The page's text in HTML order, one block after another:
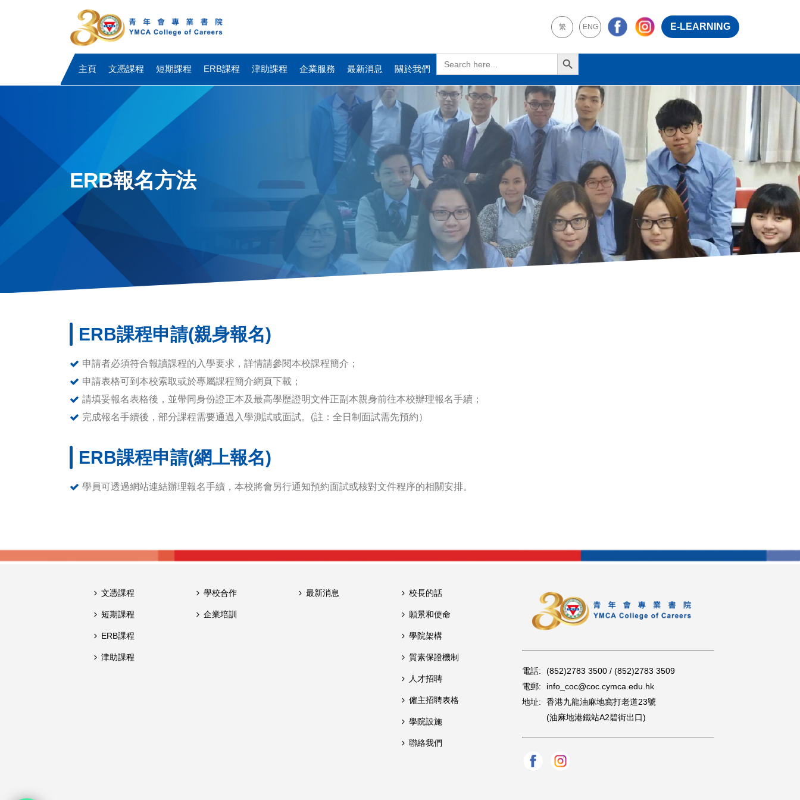
繁 ENG E-LEARNING
主頁 文憑課程 短期課程 ERB課程 津助課程 企業服務 最新消息 關於我們
Search
for:
Search Button
ERB報名方法
ERB課程申請(親身報名)
申請者必須符合報讀課程的入學要求，詳情請參閱本校課程簡介；
申請表格可到本校索取或於專屬課程簡介網頁下載；
請填妥報名表格後，並帶同身份證正本及最高學歷證明文件正副本親身前往本校辦理報名手續；
完成報名手續後，部分課程需要通過入學測試或面試。(註：全日制面試需先預約）
ERB課程申請(網上報名)
學員可透過網站連結辦理報名手續，本校將會另行通知預約面試或核對文件程序的相關安排。
文憑課程
短期課程
ERB課程
津助課程
學校合作
企業培訓
最新消息 校長的話
願景和使命
學院架構
質素保證機制
人才招聘
僱主招聘表格
學院設施
聯絡我們
電話:
(852)2783 3500 / (852)2783 3509
電郵:
info_coc@coc.cymca.edu.hk
地址:
香港九龍油麻地窩打老道23號
(油麻地港鐵站A2碧街出口)